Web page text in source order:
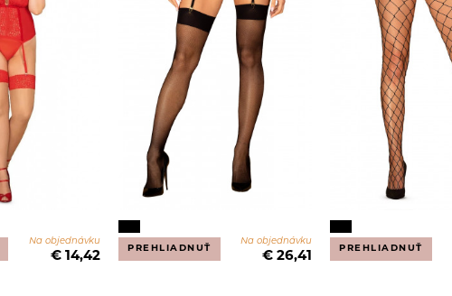
Na objednávku
€ 14,42
PREHLIADNUŤ
Na objednávku
€ 26,41
PREHLIADNUŤ